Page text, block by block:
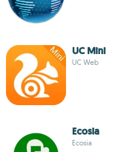
UC Mini
UC Web
Ecosia
Ecosia